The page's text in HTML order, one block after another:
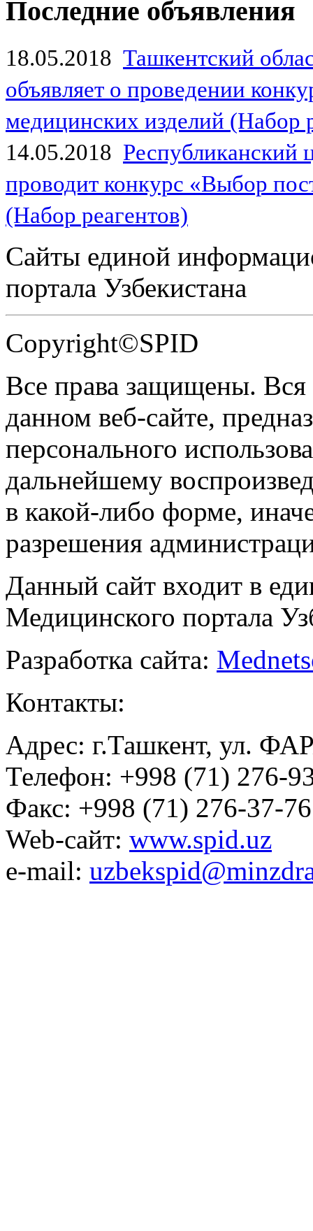
Последние объявления
18.05.2018 Ташкентский
объявляет о проведении
медицинских изделий (Набор
14.05.2018
проводит конкурс «Выбор
(Набор реагентов)
Сайты единой
портала Узбекистана
Copyright©SPID
Все права защищены.
данном веб-сайте,
персонального
дальнейшему
в какой-либо форме,
разрешения
Данный сайт входит в
Медицинского портала
Разработка сайта:
Контакты:
Адрес: г.Ташкент, ул.
Телефон: +998 (71) 276-
Факс: +998 (71) 276-37-76
Web-сайт: www.spid.uz
e-mail: